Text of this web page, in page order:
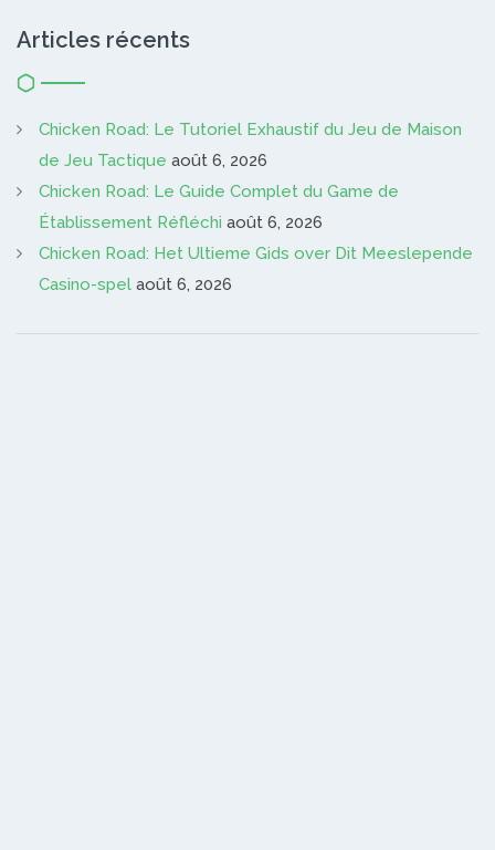
Articles récents
Chicken Road: Le Tutoriel Exhaustif du Jeu de Maison
de Jeu Tactique août 6, 2026
Chicken Road: Le Guide Complet du Game de
Établissement Réfléchi août 6, 2026
Chicken Road: Het Ultieme Gids over Dit Meeslepende
Casino-spel août 6, 2026